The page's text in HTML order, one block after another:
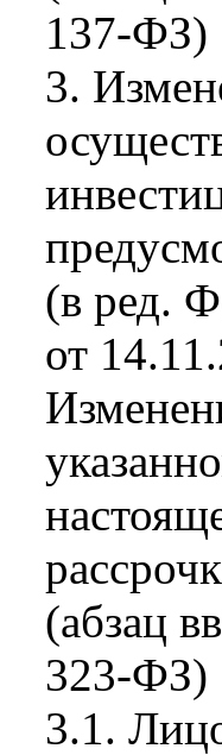
137-ФЗ)
3.
(в ред.
от
(абзац
323-ФЗ)
3.1.